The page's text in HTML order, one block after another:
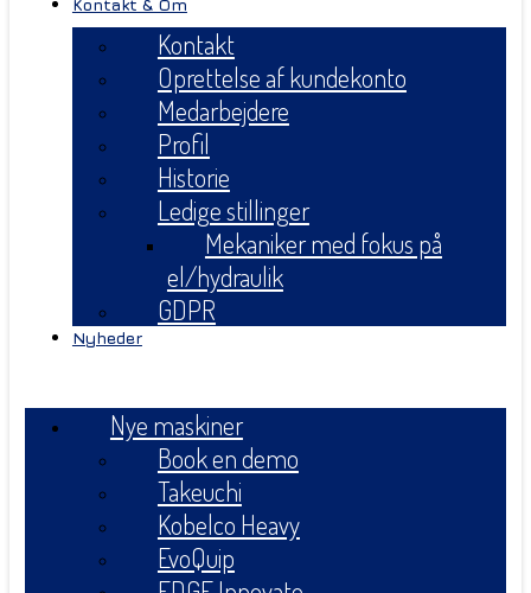
Kontakt & Om
Kontakt
Oprettelse af kundekonto
Medarbejdere
Profil
Historie
Ledige stillinger
Mekaniker med fokus på
el/hydraulik
GDPR
Nyheder
Nye maskiner
Book en demo
Takeuchi
Kobelco Heavy
EvoQuip